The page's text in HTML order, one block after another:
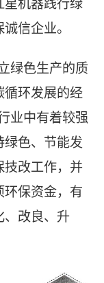
星机器践行绿
信企业。
绿色生产的质
循环发展的经
业中有着较强
绿色、节能发
技改工作，并
环保资金，有
、改良、升